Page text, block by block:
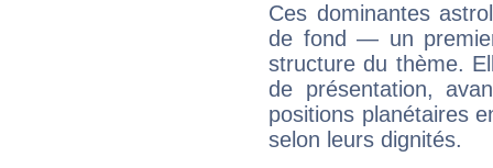
Ces dominantes
de fond — un
structure du thème.
de présentation,
positions planétaires
selon leurs dignités.